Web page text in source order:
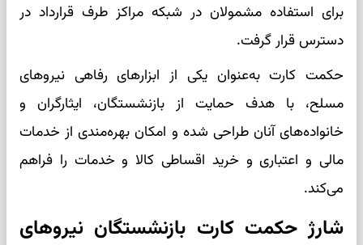
برای استفاده مشمولان در شبکه مراکز طرف قرارداد در
دسترس قرار گرفت.
حکمت کارت به‌عنوان یکی از ابزارهای رفاهی نیروهای
مسلح، با هدف حمایت از بازنشستگان، ایثارگران و
خانواده‌های آنان طراحی شده و امکان بهره‌مندی از خدمات
مالی و اعتباری و خرید اقساطی کالا و خدمات را فراهم
می‌کند.
شارژ حکمت کارت بازنشستگان نیروهای